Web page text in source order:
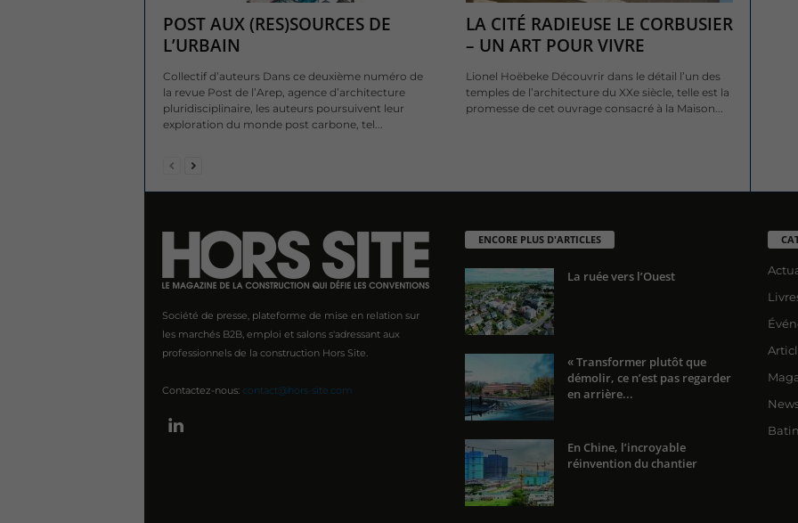
POST AUX (RES)SOURCES DE
L’URBAIN
Collectif d’auteurs Dans ce deuxième numéro de
la revue Post de l’Arep, agence d’architecture
pluridisciplinaire, les auteurs poursuivent leur
exploration du monde post carbone, tel...
LA CITÉ RADIEUSE LE CORBUSIER
– UN ART POUR VIVRE
Lionel Hoëbeke Découvrir dans le détail l’un des
temples de l’architecture du XXe siècle, telle est la
promesse de cet ouvrage consacré à la Maison...
Société de presse, plateforme de mise en relation sur
les marchés B2B, emploi et salons s'adressant aux
professionnels de la construction Hors Site.
Contactez-nous: contact@hors-site.com
ENCORE PLUS D'ARTICLES
La ruée vers l’Ouest
« Transformer plutôt que
démolir, ce n’est pas regarder
en arrière...
En Chine, l’incroyable
réinvention du chantier